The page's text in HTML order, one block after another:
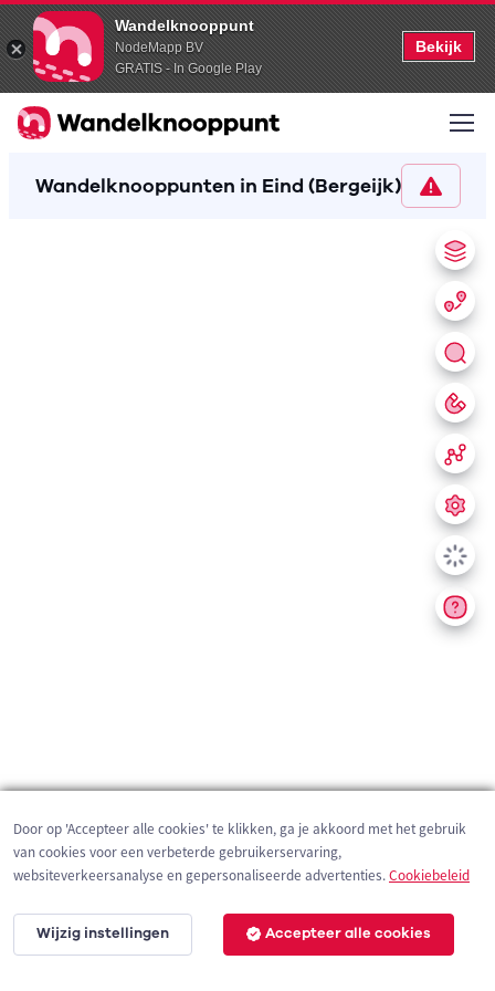
Wandelknooppunt
NodeMapp BV
GRATIS - In Google Play
Bekijk
Wandelknooppunten in Eind (Bergeijk)
200 m
Door op 'Accepteer alle cookies' te klikken, ga je akkoord met het gebruik
van cookies voor een verbeterde gebruikerservaring,
websiteverkeersanalyse en gepersonaliseerde advertenties.Cookiebeleid
Wijzig instellingen Accepteer alle cookies